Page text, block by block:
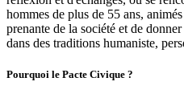
hommes de plus de 55 ans,
prenante de la société et de
dans des traditions humaniste,
Pourquoi le Pacte Civique ?